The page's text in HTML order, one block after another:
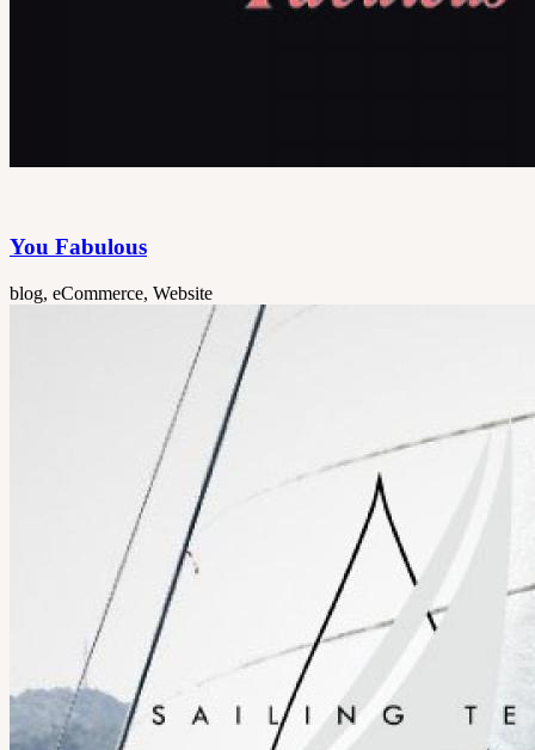
You Fabulous
blog, eCommerce, Website